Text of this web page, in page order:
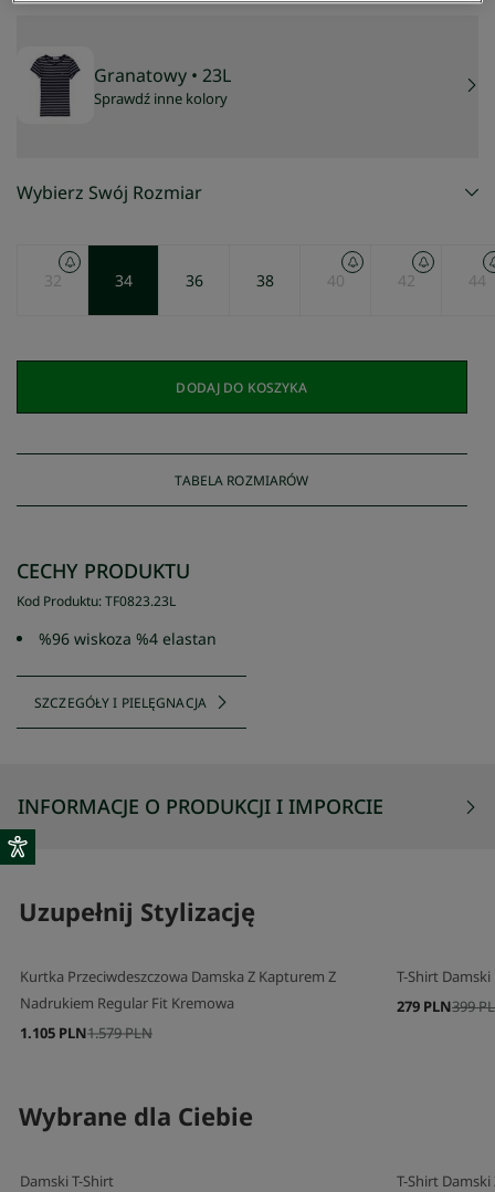
Granatowy • 23L
Sprawdź inne kolory
Wybierz Swój Rozmiar
32 34 36 38 40 42 44
DODAJ DO KOSZYKA
TABELA ROZMIARÓW
CECHY PRODUKTU
Kod Produktu:TF0823.23L
%96 wiskoza %4 elastan
SZCZEGÓŁY I PIELĘGNACJA
INFORMACJE O PRODUKCJI I IMPORCIE
Uzupełnij Stylizację
Kurtka Przeciwdeszczowa Damska Z Kapturem Z
Nadrukiem Regular Fit Kremowa
1.579 PLN
1.105 PLN
T-Shirt Damski
399
279 PLN
Wybrane dla Ciebie
Damski T-Shirt
T-Shirt